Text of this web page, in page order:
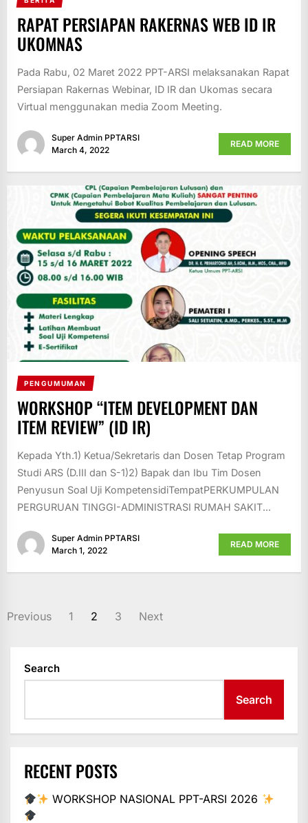
RAPAT PERSIAPAN RAKERNAS WEB ID IR
UKOMNAS
Pada Rabu, 02 Maret 2022 PPT-ARSI melaksanakan Rapat
Persiapan Rakernas Webinar, ID IR dan Ukomas secara
Virtual menggunakan media Zoom Meeting.
Super Admin PPTARSI
March 4, 2022
READ MORE
PENGUMUMAN
WORKSHOP “ITEM DEVELOPMENT DAN
ITEM REVIEW” (ID IR)
Kepada Yth.1) Ketua/Sekretaris dan Dosen Tetap Program
Studi ARS (D.III dan S-1)2) Bapak dan Ibu Tim Dosen
Penyusun Soal Uji KompetensidiTempatPERKUMPULAN
PERGURUAN TINGGI-ADMINISTRASI RUMAH SAKIT...
Super Admin PPTARSI
March 1, 2022
READ MORE
POSTS
Previous 1 2 3 Next
Search
Search
RECENT POSTS
WORKSHOP NASIONAL PPT-ARSI 2026